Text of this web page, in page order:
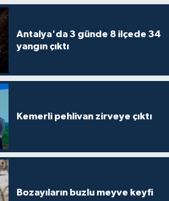
Antalya'da 3 günde 8 ilçede 34
yangın çıktı
Kemerli pehlivan zirveye çıktı
Bozayıların buzlu meyve keyfi